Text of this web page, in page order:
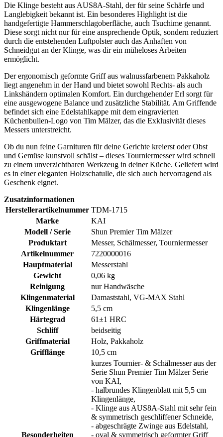
Die Klinge besteht aus AUS8A-Stahl, der für seine Schärfe und
Langlebigkeit bekannt ist. Ein besonderes Highlight ist die
handgefertigte Hammerschlagoberfläche, auch Tsuchime genannt.
Diese sorgt nicht nur für eine ansprechende Optik, sondern reduziert
durch die entstehenden Luftpolster auch das Anhaften von
Schneidgut an der Klinge, was dir ein müheloses Arbeiten
ermöglicht.
Der ergonomisch geformte Griff aus walnussfarbenem Pakkaholz
liegt angenehm in der Hand und bietet sowohl Rechts- als auch
Linkshändern optimalen Komfort. Ein durchgehender Erl sorgt für
eine ausgewogene Balance und zusätzliche Stabilität. Am Griffende
befindet sich eine Edelstahlkappe mit dem eingravierten
Küchenbullen-Logo von Tim Mälzer, das die Exklusivität dieses
Messers unterstreicht.
Ob du nun feine Garnituren für deine Gerichte kreierst oder Obst
und Gemüse kunstvoll schälst – dieses Tourniermesser wird schnell
zu einem unverzichtbaren Werkzeug in deiner Küche. Geliefert wird
es in einer eleganten Holzschatulle, die sich auch hervorragend als
Geschenk eignet.
Zusatzinformationen
Herstellerartikelnummer TDM-1715
Marke
KAI
Modell / Serie
Shun Premier Tim Mälzer
Produktart
Messer, Schälmesser, Tourniermesser
Artikelnummer
7220000016
Hauptmaterial
Messerstahl
Gewicht
0,06 kg
Reinigung
nur Handwäsche
Klingenmaterial
Damaststahl, VG-MAX Stahl
Klingenlänge
5,5 cm
Härtegrad
61±1 HRC
Schliff
beidseitig
Griffmaterial
Holz, Pakkaholz
Grifflänge
10,5 cm
Besonderheiten
kurzes Tournier- & Schälmesser aus der
Serie Shun Premier Tim Mälzer Serie
von KAI,
- halbrundes Klingenblatt mit 5,5 cm
Klingenlänge,
- Klinge aus AUS8A-Stahl mit sehr fein
& symmetrisch geschliffener Schneide,
- abgeschrägte Zwinge aus Edelstahl,
- oval & symmetrisch geformter Griff